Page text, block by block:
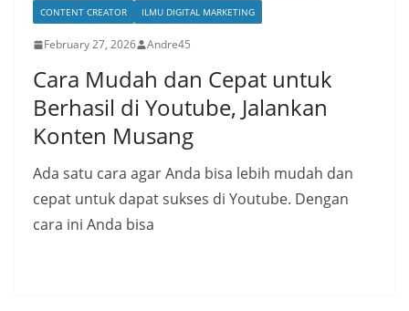
CONTENT CREATOR ILMU DIGITAL MARKETING
February 27, 2026 Andre45
Cara Mudah dan Cepat untuk
Berhasil di Youtube, Jalankan
Konten Musang
Ada satu cara agar Anda bisa lebih mudah dan
cepat untuk dapat sukses di Youtube. Dengan
cara ini Anda bisa